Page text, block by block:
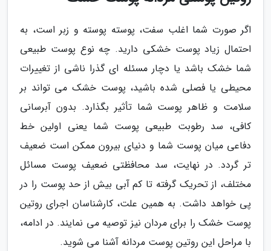
اگر صورت شما اغلب سفت، پوسته پوسته و زبر است، به
احتمال زیاد پوست خشکی دارید. چه نوع پوست طبیعی
شما خشک باشد یا دچار مسئله ای گذرا ناشی از تغییرات
محیطی یا فصلی شده باشید، پوست خشک می تواند بر
سلامت و ظاهر پوست شما تأثیر بگذارد. بدون آبرسانی
کافی، سد رطوبت طبیعی پوست شما یعنی اولین خط
دفاعی میان پوست شما و دنیای بیرون ممکن است ضعیف
تر گردد. در نهایت، سد محافظتی ضعیف پوست مسائل
مختلف، از تحریک گرفته تا کم آبی بیش از حد پوست را در
پی خواهد داشت. به همین علت، کارشناسان اجرای روتین
پوست خشک را برای مردان نیز توصیه می نمایند. در ادامه،
با مراحل این روتین پوست مردانه آشنا می شوید.